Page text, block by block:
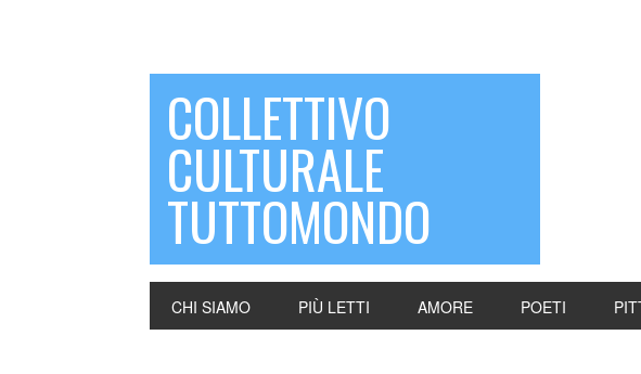
COLLETTIVO
CULTURALE
TUTTOMONDO
CHI SIAMO PIÙ LETTI AMORE POETI